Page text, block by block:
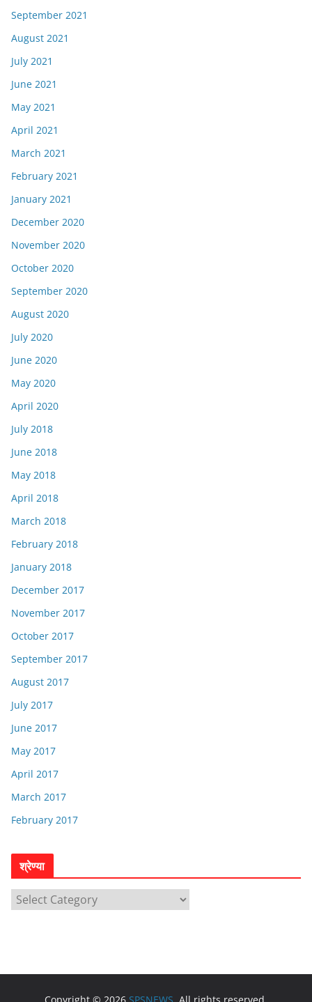
September 2021
August 2021
July 2021
June 2021
May 2021
April 2021
March 2021
February 2021
January 2021
December 2020
November 2020
October 2020
September 2020
August 2020
July 2020
June 2020
May 2020
April 2020
July 2018
June 2018
May 2018
April 2018
March 2018
February 2018
January 2018
December 2017
November 2017
October 2017
September 2017
August 2017
July 2017
June 2017
May 2017
April 2017
March 2017
February 2017
श्रेण्या
श्रे